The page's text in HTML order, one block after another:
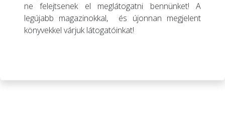
ne felejtsenek el meglátogatni bennünket! A
legújabb magazinokkal, és újonnan megjelent
könyvekkel várjuk látogatóinkat!